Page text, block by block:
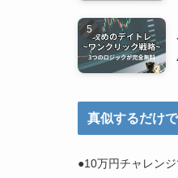
真似するだけ
●10万円チャレンジ